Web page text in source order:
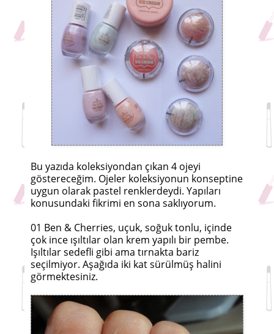
Bu yazıda koleksiyondan çıkan 4 ojeyi
göstereceğim. Ojeler koleksiyonun konseptine
uygun olarak pastel renklerdeydi. Yapıları
konusundaki fikrimi en sona saklıyorum.
01 Ben & Cherries, uçuk, soğuk tonlu, içinde
çok ince ışıltılar olan krem yapılı bir pembe.
Işıltılar sedefli gibi ama tırnakta bariz
seçilmiyor. Aşağıda iki kat sürülmüş halini
görmektesiniz.